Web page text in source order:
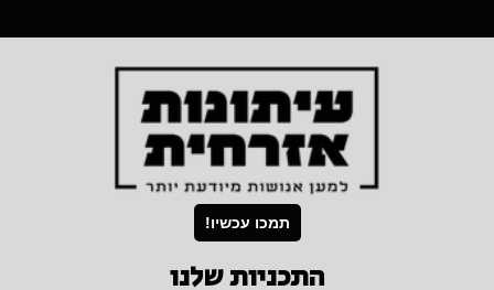
תמכו עכשיו!
התכניות שלנו